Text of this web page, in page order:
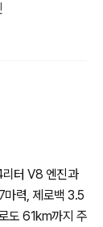
터 V8 엔진과
마력, 제로백 3.5
도 61km까지 주